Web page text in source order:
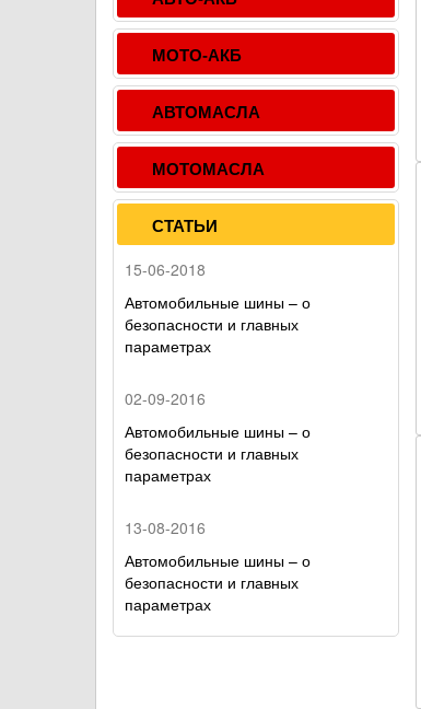
МОТО-АКБ
АВТОМАСЛА
МОТОМАСЛА
СТАТЬИ
15-06-2018
Автомобильные шины – о
безопасности и главных
параметрах
02-09-2016
Автомобильные шины – о
безопасности и главных
параметрах
13-08-2016
Автомобильные шины – о
безопасности и главных
параметрах